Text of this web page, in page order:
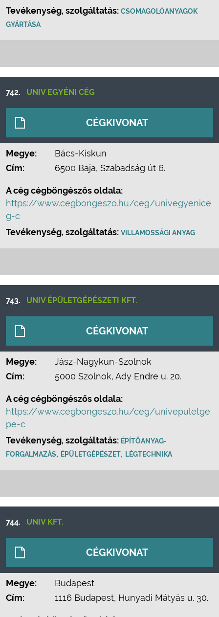
Tevékenység, szolgáltatás: CSOMAGOLÓANYAGOK
GYÁRTÁSA
742. UNIV EGYÉNI CÉG
CÉGKIVONAT
Megye:
Bács-Kiskun
Cím:
6500 Baja, Szabadság út 6.
A cég cégböngészős oldala:
https://www.cegbongeszo.hu/ceg/univegyenice
g-c
Tevékenység, szolgáltatás: VILLAMOSSÁGI ANYAG
743. UNIV ÉPÜLETGÉPÉSZETI KFT.
CÉGKIVONAT
Megye:
Jász-Nagykun-Szolnok
Cím:
5000 Szolnok, Ady Endre u. 20.
A cég cégböngészős oldala:
https://www.cegbongeszo.hu/ceg/univepuletge
pe-c
Tevékenység, szolgáltatás: ÉPÍTŐANYAG-
FORGALMAZÁS, ÉPÜLETGÉPÉSZET, LÉGTECHNIKA
744. UNIV KFT.
CÉGKIVONAT
Megye:
Budapest
Cím:
1116 Budapest, Hunyadi Mátyás u. 30.